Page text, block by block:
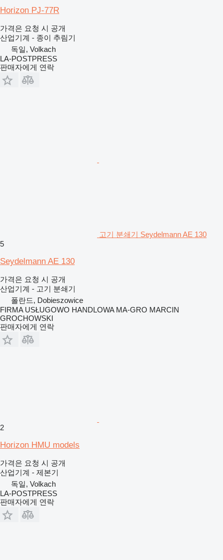
Horizon PJ-77R
가격은 요청 시 공개
산업기계 - 종이 추림기
독일, Volkach
LA-POSTPRESS
판매자에게 연락
고기 분쇄기 Seydelmann AE 130
5
Seydelmann AE 130
가격은 요청 시 공개
산업기계 - 고기 분쇄기
폴란드, Dobieszowice
FIRMA USŁUGOWO HANDLOWA MA-GRO MARCIN
GROCHOWSKI
판매자에게 연락
2
Horizon HMU models
가격은 요청 시 공개
산업기계 - 제본기
독일, Volkach
LA-POSTPRESS
판매자에게 연락